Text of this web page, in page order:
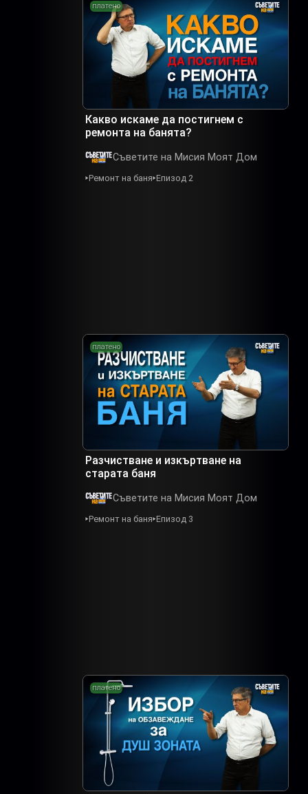
платено
Какво искаме да постигнем с
ремонта на банята?
Съветите на Мисия Моят Дом
Ремонт на баня Епизод 2
платено
Разчистване и изкъртване на
старата баня
Съветите на Мисия Моят Дом
Ремонт на баня Епизод 3
платено